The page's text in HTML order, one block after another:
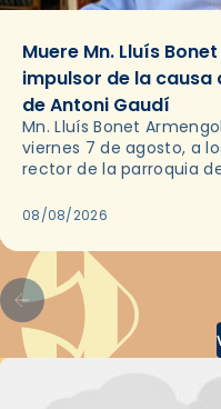
Muere Mn. Lluís
impulsor de la
de Antoni Gaudí
Mn. Lluís Bonet
viernes 7 de agosto, a
rector de la parroquia
08/08/2026